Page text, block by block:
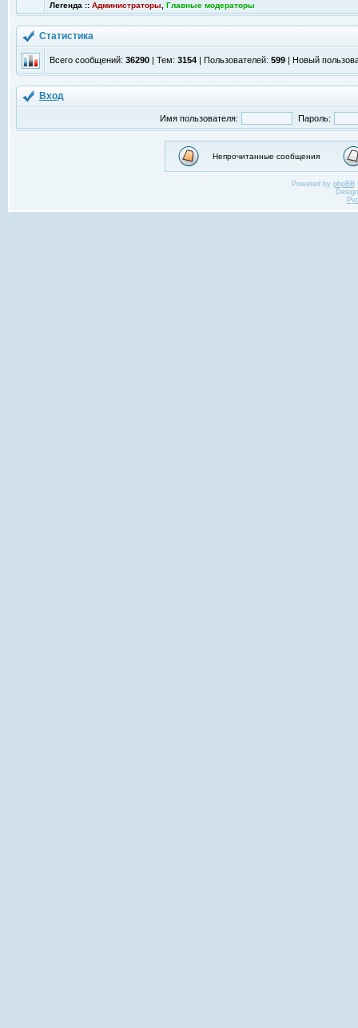
Легенда :: Администраторы Главные модераторы
Статистика
Всего сообщений: 36290 | Тем: 3154 | Пользователей: 599 | Новый
Вход
Имя пользователя: Пароль:
Непрочитанные сообщения
Powered by phpBB